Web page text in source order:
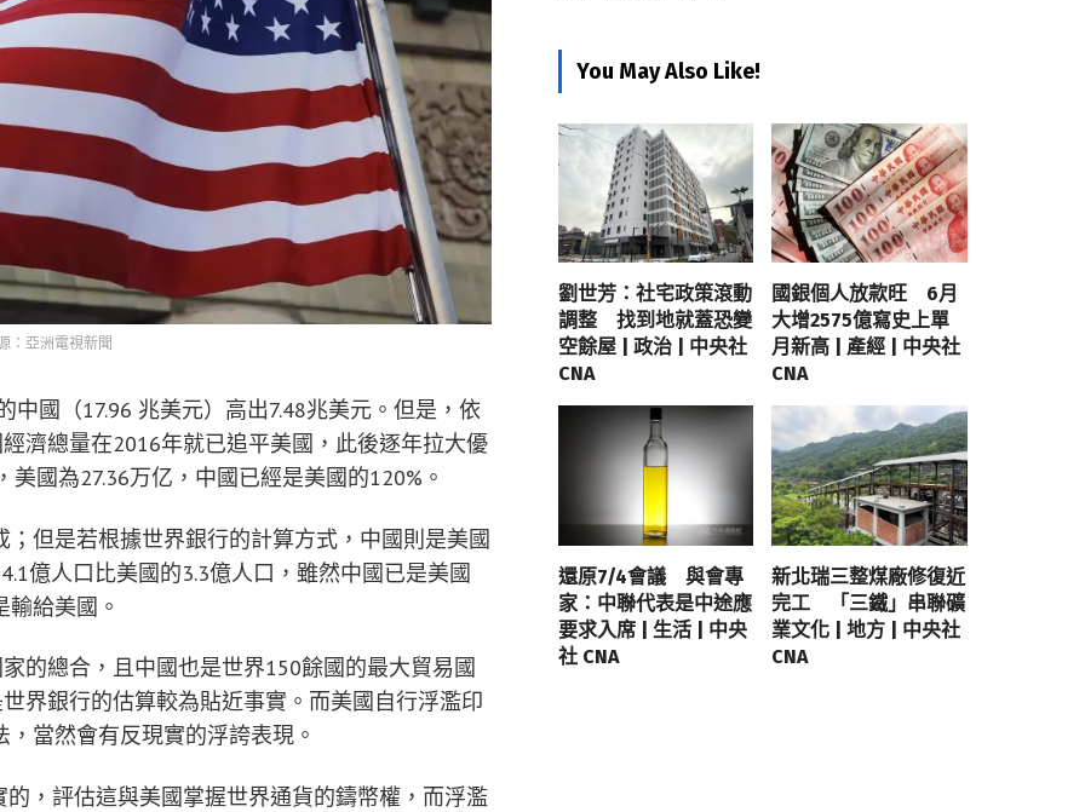
：亞洲電視新聞
中國（17.96 兆美元）高出7.48兆美元。但是，依
濟總量在2016年就已追平美國，此後逐年拉大優
美國為27.36万亿，中國已經是美國的120%。
但是若根據世界銀行的計算方式，中國則是美國
億人口比美國的3.3億人口，雖然中國已是美國
給美國。
的總合，且中國也是世界150餘國的最大貿易國
界銀行的估算較為貼近事實。而美國自行浮濫印
當然會有反現實的浮誇表現。
，評估這與美國掌握世界通貨的鑄幣權，而浮濫
You May Also Like!
劉世芳：社宅政策滾動
調整 找到地就蓋恐變
空餘屋 | 政治 | 中央社
CNA
國銀個人放款旺 6月
大增2575億寫史上單
月新高 | 產經 | 中央社
CNA
還原7/4會議 與會專
家：中聯代表是中途應
要求入席 | 生活 | 中央
社 CNA
新北瑞三整煤廠修復近
完工 「三鐵」串聯礦
業文化 | 地方 | 中央社
CNA